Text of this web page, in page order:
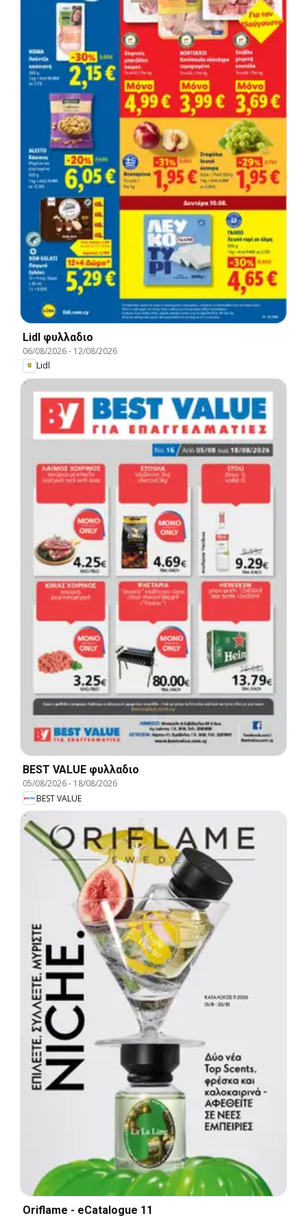
Lidl φυλλαδιο
06/08/2026- 12/08/2026
Lidl
BEST VALUE φυλλαδιο
05/08/2026- 18/08/2026
BEST VALUE
Oriflame - eCatalogue 11